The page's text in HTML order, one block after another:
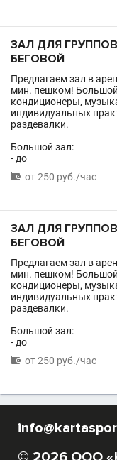
ЗАЛ ДЛЯ
БЕГОВОЙ
Предлагаем зал в
мин. пешком!
кондиционеры,
индивидуальных
раздевалки.
Большой зал:
- до
 от 250 руб./час
ЗАЛ ДЛЯ
БЕГОВОЙ
Предлагаем зал в
мин. пешком!
кондиционеры,
индивидуальных
раздевалки.
Большой зал:
- до
 от 250 руб./час